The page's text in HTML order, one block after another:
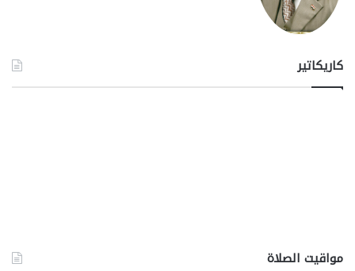
كاريكاتير
مواقيت الصلاة